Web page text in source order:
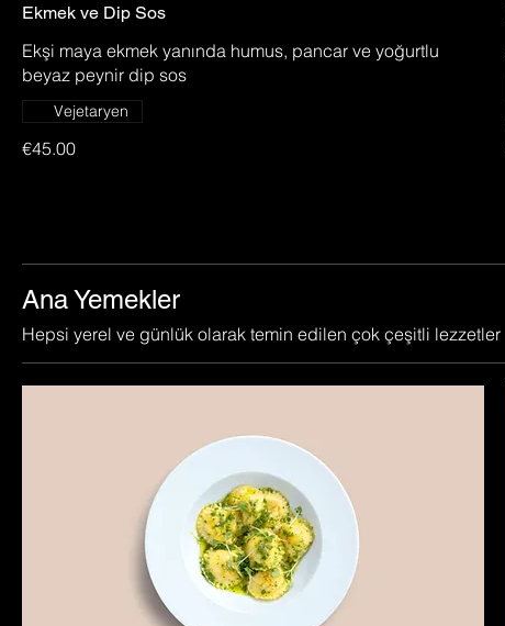
Ekmek ve Dip Sos
Ekşi maya ekmek yanında humus, pancar ve yoğurtlu
beyaz peynir dip sos
€45.00
Vejetaryen
Ana Yemekler
Hepsi yerel ve günlük olarak temin edilen çok çeşitli lezzetler